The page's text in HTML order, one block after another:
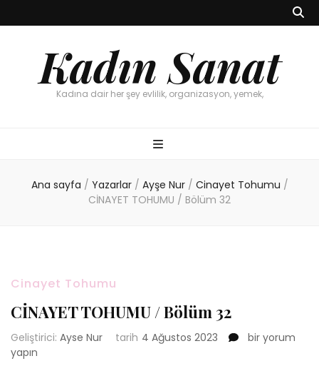
Kadın Sanat
Kadına dair her şey evlilik, organizasyon, yemek,
Ana sayfa / Yazarlar / Ayşe Nur / Cinayet Tohumu /
CİNAYET TOHUMU / Bölüm 32
Cinayet Tohumu
CİNAYET TOHUMU / Bölüm 32
Geliştirici: Ayse Nur tarih 4 Ağustos 2023
CİNAYET
bir yorum
yapın